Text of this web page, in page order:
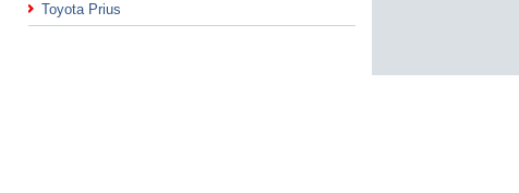
Toyota Prius